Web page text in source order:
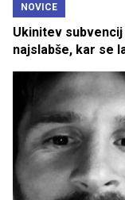
NOVICE
Ukinitev
najslabše, kar se